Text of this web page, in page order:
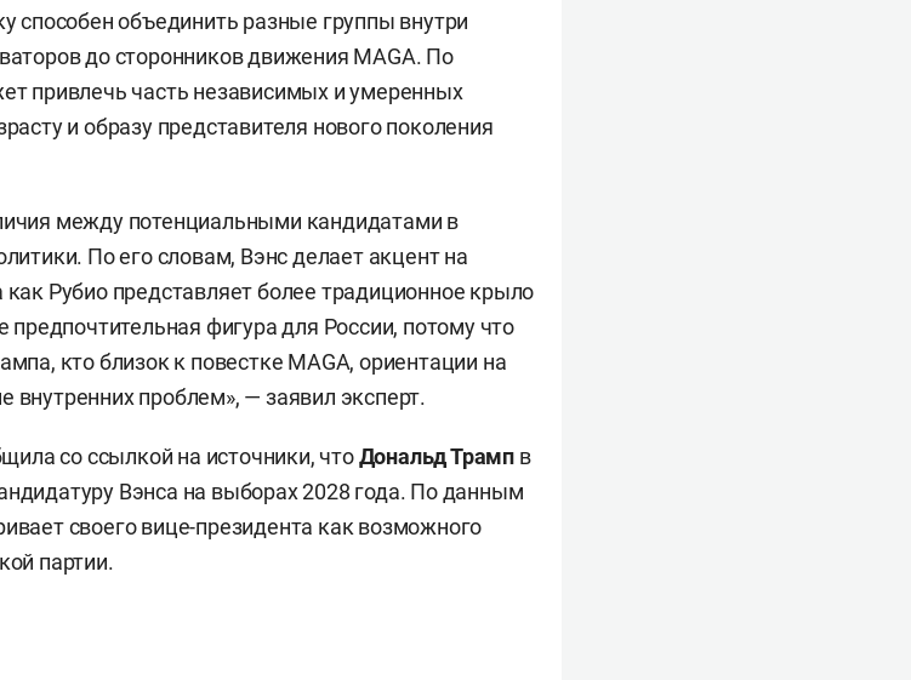
способен объединить разные группы внутри
до сторонников движения MAGA. По
привлечь часть независимых и умеренных
и образу представителя нового поколения
между потенциальными кандидатами в
По его словам, Вэнс делает акцент на
Рубио представляет более традиционное крыло
фигура для России, потому что
кто близок к повестке MAGA, ориентации на
проблем», — заявил эксперт.
со ссылкой на источники, чтоДональд Трамп в
Вэнса на выборах 2028 года. По данным
своего вице-президента как возможного
партии.